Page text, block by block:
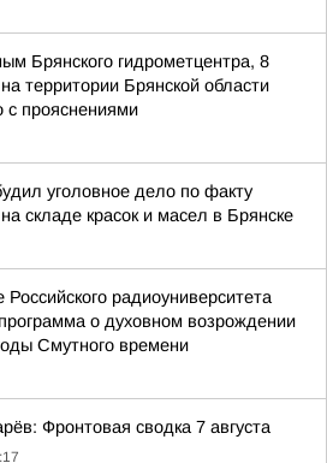
Брянского гидрометцентра, 8
на территории Брянской области
с прояснениями
уголовное дело по факту
складе красок и масел в Брянске
радиоуниверситета
о духовном возрождении
Смутного времени
Фронтовая сводка 7 августа